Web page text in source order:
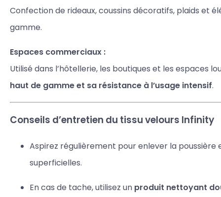
Confection de rideaux, coussins décoratifs, plaids et
gamme.
Espaces commerciaux :
Utilisé dans l’hôtellerie, les boutiques et les espaces
haut de gamme et sa résistance à l’usage intensif.
Conseils d’entretien du tissu velours Infinity
Aspirez régulièrement pour enlever la poussière
superficielles.
En cas de tache, utilisez un produit nettoyant